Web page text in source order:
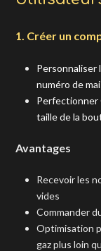
1. Créer un
Personnaliser
numéro de
Perfectionner
taille de la
Avantages
Recevoir les
vides
Commander
Optimisation
gaz plus loin